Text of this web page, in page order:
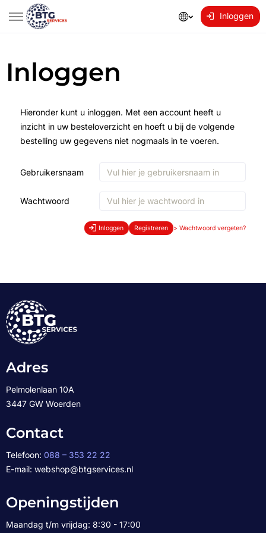
Inloggen
Inloggen
Hieronder kunt u inloggen. Met een account heeft u
inzicht in uw besteloverzicht en hoeft u bij de volgende
bestelling uw gegevens niet nogmaals in te voeren.
Gebruikersnaam
Wachtwoord
Inloggen Registreren > Wachtwoord vergeten?
Adres
Pelmolenlaan 10A
3447 GW Woerden
Contact
Telefoon: 088 – 353 22 22
E-mail: webshop@btgservices.nl
Openingstijden
Maandag t/m vrijdag: 8:30 - 17:00